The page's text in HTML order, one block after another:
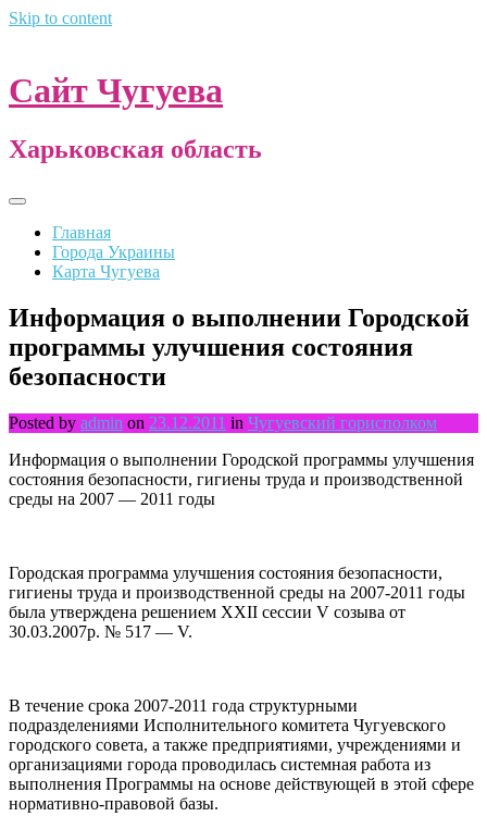
Skip to content
Сайт Чугуева
Харьковская область
Главная
Города Украины
Карта Чугуева
Информация о выполнении Городской
программы улучшения состояния
безопасности
Posted by admin on 23.12.2011 in Чугуевский горисполком
Информация о выполнении Городской программы улучшения
состояния безопасности, гигиены труда и производственной
среды на 2007 — 2011 годы
Городская программа улучшения состояния безопасности,
гигиены труда и производственной среды на 2007-2011 годы
была утверждена решением ХХІІ сессии V созыва от
30.03.2007р. № 517 — V.
В течение срока 2007-2011 года структурными
подразделениями Исполнительного комитета Чугуевского
городского совета, а также предприятиями, учреждениями и
организациями города проводилась системная работа из
выполнения Программы на основе действующей в этой сфере
нормативно-правовой базы.